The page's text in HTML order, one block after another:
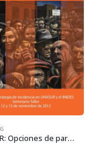
UNASUR: Opciones de participación de la sociedad civil. Hacia una estrategia de incidencia en UNASUR y BNDES (2013)